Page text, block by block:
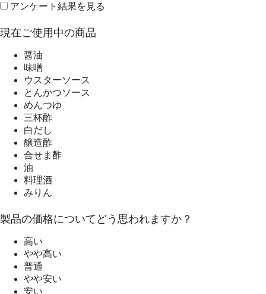
アンケート結果を見る
現在ご使用中の商品
醤油
味噌
ウスターソース
とんかつソース
めんつゆ
三杯酢
白だし
醸造酢
合せま酢
油
料理酒
みりん
製品の価格についてどう思われますか？
高い
やや高い
普通
やや安い
安い